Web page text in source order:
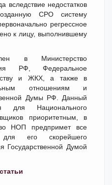
вследствие недостатков
СРО систему
регрессное
к лицу, выполнившему
в Министерство
РФ, Федеральное
и ЖКХ, а также в
отношениям и
Думы РФ. Данный
для Национального
приоритетным, в
НОП предпримет все
его скорейшего
Государственной Думой